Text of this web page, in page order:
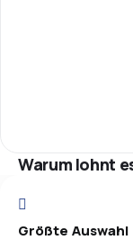
Warum lohnt
Größte Auswahl